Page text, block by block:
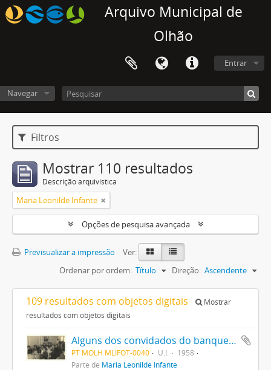
Arquivo Municipal de
Olhão
Entrar
Navegar
Filtros
Mostrar 110 resultados
Descrição arquivística
Maria Leonilde Infante
Opções de pesquisa avançada
Previsualizar a impressão
Ver:
Ordenar por ordem: Título Direção: Ascendente
109 resultados com objetos digitais
Mostrar
resultados com objetos digitais
Alguns dos convidados do banquete.
PT MOLH MLIFOT-0040 U.I.
1958
Parte de Maria Leonilde Infante